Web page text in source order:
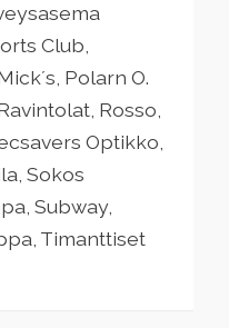
Club,
Polarn O.
Rosso,
Optikko,
Sokos
Subway,
Timanttiset